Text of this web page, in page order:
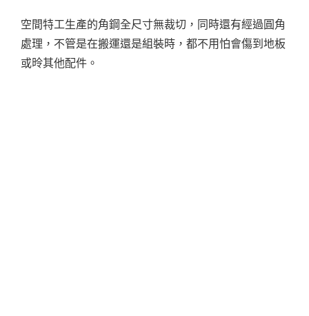
空間特工生產的角鋼全尺寸無裁切，同時還有經過圓角
處理，不管是在搬運還是組裝時，都不用怕會傷到地板
或昤其他配件。